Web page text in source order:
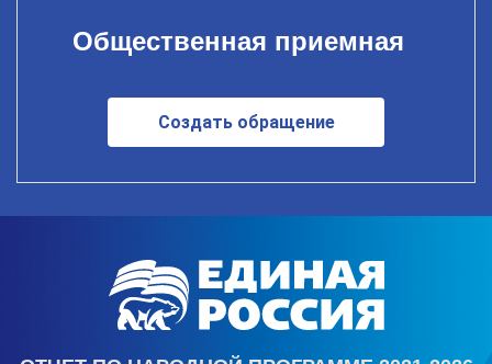
Общественная приемная
Создать обращение